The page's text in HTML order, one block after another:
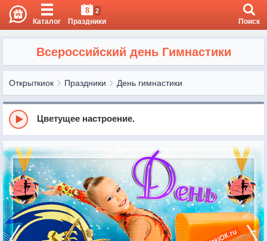
Каталог
8 2
Праздники Поиск
Всероссийский день Гимнастики
Открыткиок Праздники День гимнастики
Цветущее настроение.